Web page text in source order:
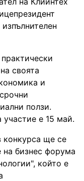
своята
и
ползи.
участие е 15 май.
конкурса ще се
на бизнес форума
който е